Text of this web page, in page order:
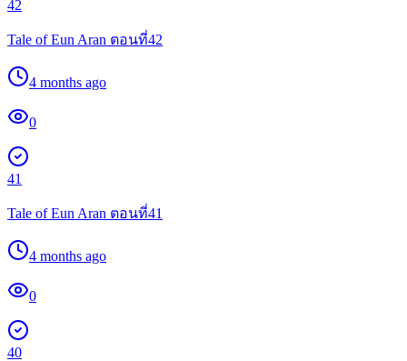
42
Tale of Eun Aran ตอนที่42
4 months ago
0
41
Tale of Eun Aran ตอนที่41
4 months ago
0
40